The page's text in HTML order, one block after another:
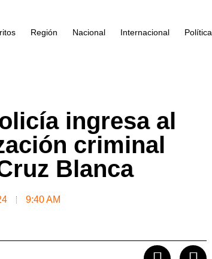
Región Nacional Internacional Política
ingresa al
criminal
Blanca
9:40 AM